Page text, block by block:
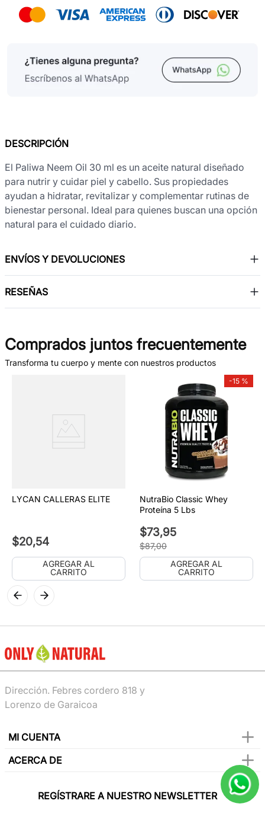
DESCRIPCIÓN
El Paliwa Neem Oil 30 ml es un aceite natural diseñado
para nutrir y cuidar piel y cabello. Sus propiedades
ayudan a hidratar, revitalizar y complementar rutinas de
bienestar personal. Ideal para quienes buscan una opción
natural para el cuidado diario.
ENVÍOS Y DEVOLUCIONES
RESEÑAS
Comprados juntos frecuentemente
Transforma tu cuerpo y mente con nuestros productos
LYCAN CALLERAS ELITE
$20,54
AGREGAR AL
CARRITO
-15 %
NutraBio Classic Whey
Proteína 5 Lbs
$73,95
$87,00
AGREGAR AL
CARRITO
Dirección. Febres cordero 818 y
Lorenzo de Garaicoa
MI CUENTA
ACERCA DE
REGÍSTRARE A NUESTRO NEWSLETTER